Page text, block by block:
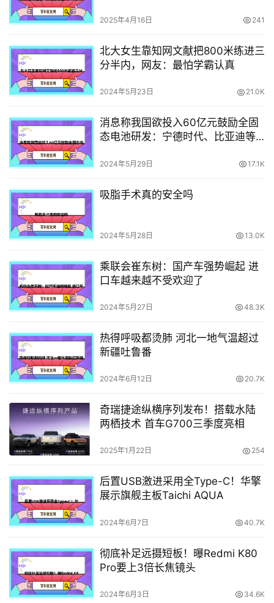
2025年4月16日 241
北大女生靠知网文献把800米练进三
分半内，网友：最怕学霸认真
2024年5月23日 21.0K
消息称我国欲投入60亿元鼓励全固
态电池研发：宁德时代、比亚迪等
2024年5月29日 17.1K
吸脂手术真的安全吗
2024年5月28日 13.0K
乘联会崔东树：国产车强势崛起 进
口车越来越不受欢迎了
2024年5月27日 48.3K
热得呼吸都烫肺 河北一地气温超过
新疆吐鲁番
2024年6月12日 20.7K
奇瑞捷途纵横序列发布！搭载水陆
两栖技术 首车G700三季度亮相
2025年1月22日 254
后置USB激进采用全Type-C！华擎
展示旗舰主板Taichi AQUA
2024年6月7日 40.7K
彻底补足远摄短板！曝Redmi K80
Pro要上3倍长焦镜头
2024年6月3日 34.6K